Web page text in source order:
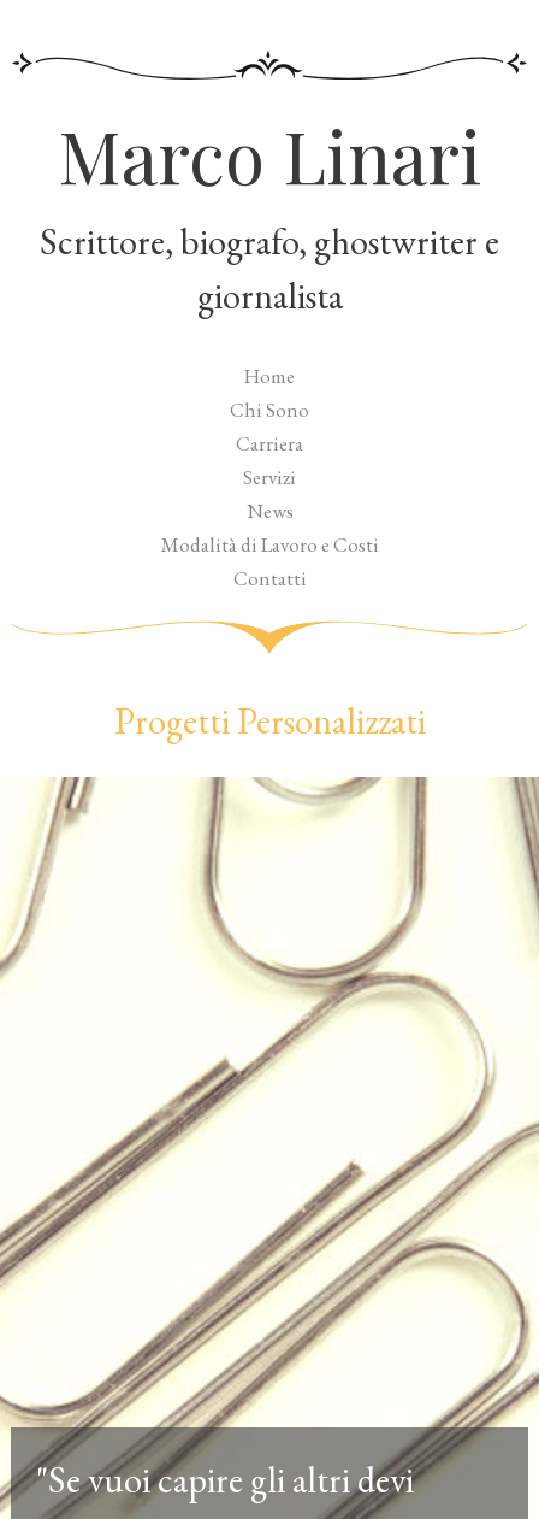
Marco Linari
Scrittore, biografo, ghostwriter e
giornalista
Home
Chi Sono
Carriera
Servizi
News
Modalità di Lavoro e Costi
Contatti
Progetti Personalizzati
"Se vuoi capire gli altri devi